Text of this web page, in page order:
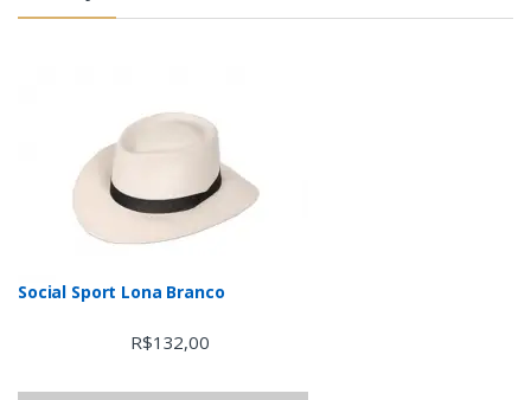
Social Sport Lona Branco
R$132,00